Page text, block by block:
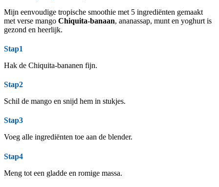
Mijn eenvoudige tropische smoothie met 5 ingrediënten gemaakt
met verse mango Chiquita-banaan, ananassap, munt en yoghurt is
gezond en heerlijk.
Stap1
Hak de Chiquita-bananen fijn.
Stap2
Schil de mango en snijd hem in stukjes.
Stap3
Voeg alle ingrediënten toe aan de blender.
Stap4
Meng tot een gladde en romige massa.